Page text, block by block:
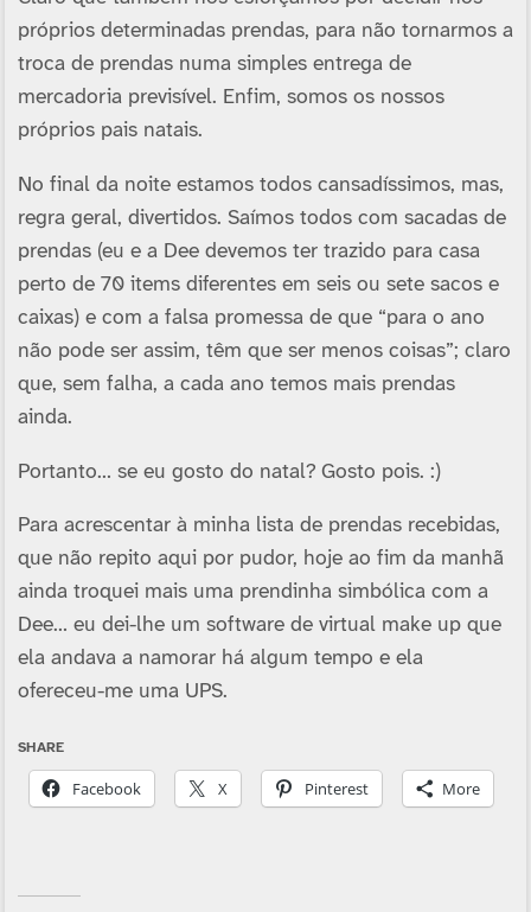
próprios determinadas prendas, para não tornarmos a
troca de prendas numa simples entrega de
mercadoria previsível. Enfim, somos os nossos
próprios pais natais.
No final da noite estamos todos cansadíssimos, mas,
regra geral, divertidos. Saímos todos com sacadas de
prendas (eu e a Dee devemos ter trazido para casa
perto de 70 items diferentes em seis ou sete sacos e
caixas) e com a falsa promessa de que “para o ano
não pode ser assim, têm que ser menos coisas”; claro
que, sem falha, a cada ano temos mais prendas
ainda.
Portanto… se eu gosto do natal? Gosto pois. :)
Para acrescentar à minha lista de prendas recebidas,
que não repito aqui por pudor, hoje ao fim da manhã
ainda troquei mais uma prendinha simbólica com a
Dee… eu dei-lhe um software de virtual make up que
ela andava a namorar há algum tempo e ela
ofereceu-me uma UPS.
SHARE
Facebook X Pinterest More